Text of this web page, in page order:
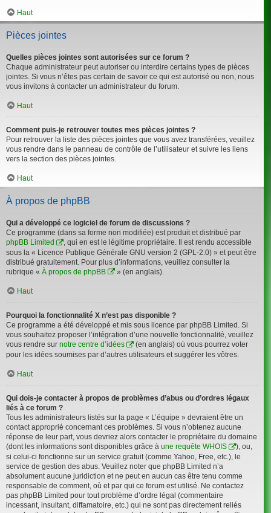
Haut
Pièces jointes
Quelles pièces jointes sont autorisées sur ce forum ?
Chaque administrateur peut autoriser ou interdire certains types de pièces
jointes. Si vous n’êtes pas certain de savoir ce qui est autorisé ou non, nous
vous invitons à contacter un administrateur du forum.
Haut
Comment puis-je retrouver toutes mes pièces jointes ?
Pour retrouver la liste des pièces jointes que vous avez transférées, veuillez
vous rendre dans le panneau de contrôle de l’utilisateur et suivre les liens
vers la section des pièces jointes.
Haut
À propos de phpBB
Qui a développé ce logiciel de forum de discussions ?
Ce programme (dans sa forme non modifiée) est produit et distribué par
phpBB Limited
, qui en est le légitime propriétaire. Il est rendu accessible
sous la « Licence Publique Générale GNU version 2 (GPL-2.0) » et peut être
distribué gratuitement. Pour plus d’informations, veuillez consulter la
rubrique « À propos de phpBB » (en anglais).
Haut
Pourquoi la fonctionnalité X n’est pas disponible ?
Ce programme a été développé et mis sous licence par phpBB Limited. Si
vous souhaitez proposer l’intégration d’une nouvelle fonctionnalité, veuillez
vous rendre sur notre centre d’idées
(en anglais) où vous pourrez voter
pour les idées soumises par d’autres utilisateurs et suggérer les vôtres.
Haut
Qui dois-je contacter à propos de problèmes d’abus ou d’ordres légaux
liés à ce forum ?
Tous les administrateurs listés sur la page « L’équipe » devraient être un
contact approprié concernant ces problèmes. Si vous n’obtenez aucune
réponse de leur part, vous devriez alors contacter le propriétaire du domaine
(dont les informations sont disponibles grâce à une requête WHOIS
), ou,
si celui-ci fonctionne sur un service gratuit (comme Yahoo, Free, etc.), le
service de gestion des abus. Veuillez noter que phpBB Limited n’a
absolument aucune juridiction et ne peut en aucun cas être tenu comme
responsable de comment, où et par qui ce forum est utilisé. Ne contactez
pas phpBB Limited pour tout problème d’ordre légal (commentaire
incessant, insultant, diffamatoire, etc.) qui ne sont pas directement reliés